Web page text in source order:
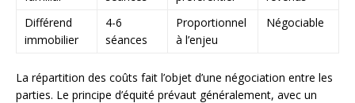
Différend
immobilier
4-6
séances
Proportionnel
à l’enjeu
Négociable
La répartition des coûts fait l’objet d’une négociation entre les
parties. Le principe d’équité prévaut généralement, avec un